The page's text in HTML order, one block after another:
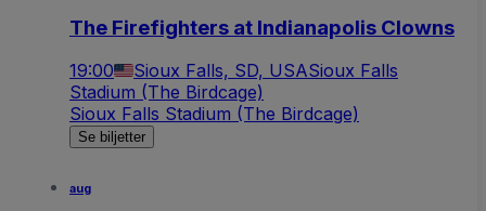
The Firefighters at Indianapolis Clowns
19:00 Sioux Falls, SD, USASioux Falls
Stadium (The Birdcage)
Sioux Falls Stadium (The Birdcage)
Se biljetter
aug